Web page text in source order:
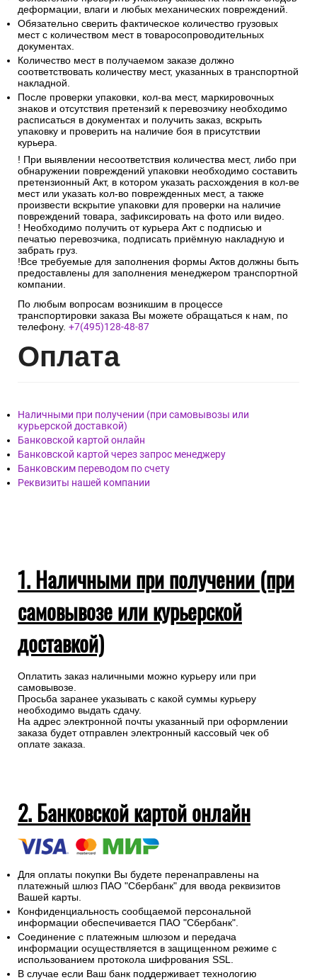
5. Инструкции при получении
товаров из транспортных компаний
Обязательно проверить упаковку заказа на наличие следов
деформации, влаги и любых механических повреждений.
Обязательно сверить фактическое количество грузовых
мест с количеством мест в товаросопроводительных
документах.
Количество мест в получаемом заказе должно
соответствовать количеству мест, указанных в транспортной
накладной.
После проверки упаковки, кол-ва мест, маркировочных
знаков и отсутствия претензий к перевозчику необходимо
расписаться в документах и получить заказ, вскрыть
упаковку и проверить на наличие боя в присутствии
курьера.
! При выявлении несоответствия количества мест, либо при
обнаружении повреждений упаковки необходимо составить
мест или указать кол-во поврежденных мест, а также
произвести вскрытие упаковки для проверки на наличие
повреждений товара, зафиксировать на фото или видео.
печатью перевозчика, подписать приёмную накладную и
забрать груз.
По любым вопросам возникшим в процессе
транспортировки заказа Вы можете обращаться к нам, по
телефону.+7(495)128-48-87
Оплата
Банковской картой через запрос менеджеру
Банковским переводом по счету
1. Наличными при получении (при
самовывозе или курьерской
доставкой)
самовывозе.
Просьба заранее указывать с какой суммы курьеру
необходимо выдать сдачу.
На адрес электронной почты указанный при оформлении
заказа будет отправлен электронный кассовый чек об
2. Банковской картой онлайн